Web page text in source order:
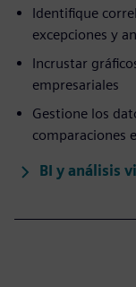
Identifique
excepciones y
Incrustar
empresariales
Gestione los
comparaciones
BI y análisis